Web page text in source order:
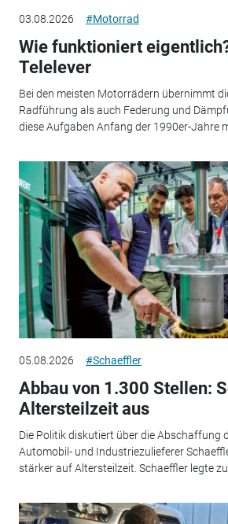
03.08.2026 #Motorrad
Wie funktioniert
Telelever
Bei den meisten Motorrädern übernimmt
Radführung als auch Federung und
diese Aufgaben Anfang der 1990er-Jahre
05.08.2026 #Schaeffler
Abbau von 1.300 Stellen:
Altersteilzeit aus
Die Politik diskutiert über die Abschaffung
Automobil- und Industriezulieferer
stärker auf Altersteilzeit. Schaeffler legte